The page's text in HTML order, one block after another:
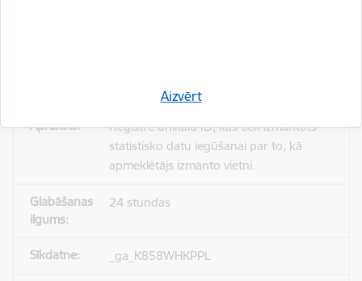
Aizvērt
pakalpojumus)
Reģistrē unikālu ID, kas tiek izmantots
statistisko datu iegūšanai par to, kā
apmeklētājs izmanto vietni.
24 stundas
_ga_K858WHKPPL